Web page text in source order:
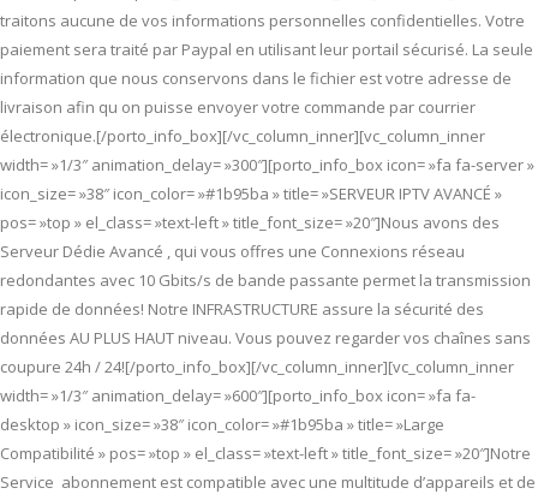
traitons aucune de vos informations personnelles confidentielles. Votre
paiement sera traité par Paypal en utilisant leur portail sécurisé. La seule
information que nous conservons dans le fichier est votre adresse de
livraison afin qu on puisse envoyer votre commande par courrier
électronique.[/porto_info_box][/vc_column_inner][vc_column_inner
width= »1/3″ animation_delay= »300″][porto_info_box icon= »fa fa-server »
icon_size= »38″ icon_color= »#1b95ba » title= »SERVEUR IPTV AVANCÉ »
pos= »top » el_class= »text-left » title_font_size= »20″]Nous avons des
Serveur Dédie Avancé , qui vous offres une Connexions réseau
redondantes avec 10 Gbits/s de bande passante permet la transmission
rapide de données! Notre INFRASTRUCTURE assure la sécurité des
données AU PLUS HAUT niveau. Vous pouvez regarder vos chaînes sans
coupure 24h / 24![/porto_info_box][/vc_column_inner][vc_column_inner
width= »1/3″ animation_delay= »600″][porto_info_box icon= »fa fa-
desktop » icon_size= »38″ icon_color= »#1b95ba » title= »Large
Compatibilité » pos= »top » el_class= »text-left » title_font_size= »20″]Notre
Service abonnement est compatible avec une multitude d’appareils et de